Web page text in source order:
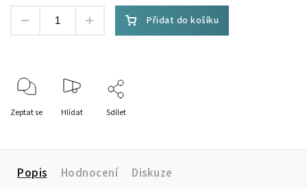
Přidat do košíku
Zeptat se Hlídat Sdílet
Popis Hodnocení Diskuze